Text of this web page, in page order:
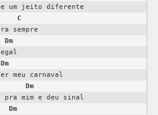
um jeito diferente
C
sempre
Dm
Dm
Dm
Dm